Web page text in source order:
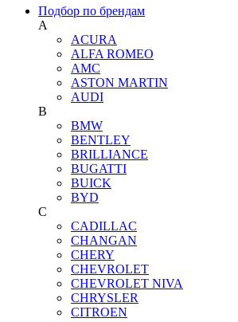
Подбор по брендам
A
ACURA
ALFA ROMEO
AMC
ASTON MARTIN
AUDI
B
BMW
BENTLEY
BRILLIANCE
BUGATTI
BUICK
BYD
C
CADILLAC
CHANGAN
CHERY
CHEVROLET
CHEVROLET NIVA
CHRYSLER
CITROEN